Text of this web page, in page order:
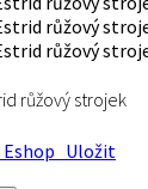
růžový strojek
Uložit